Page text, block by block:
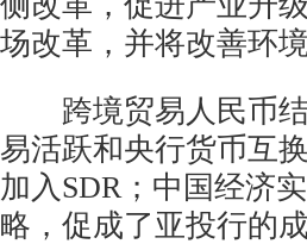
场改革，并将改善环
跨境贸易人民币结
易活跃和央行货币互
加入SDR；中国经济
略，促成了亚投行的成